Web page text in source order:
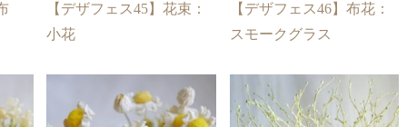
【デザフェス45】花束：
小花
【デザフェス46】布花：
スモークグラス